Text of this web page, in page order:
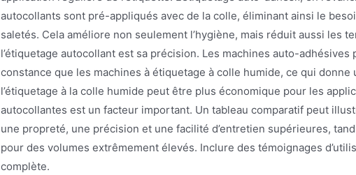
autocollants sont pré-appliqués avec de la colle, éliminant ainsi le
saletés. Cela améliore non seulement l’hygiène, mais réduit aussi les
l’étiquetage autocollant est sa précision. Les machines auto-
constance que les machines à étiquetage à colle humide, ce qui
l’étiquetage à la colle humide peut être plus économique pour les
autocollantes est un facteur important. Un tableau comparatif peut
une propreté, une précision et une facilité d’entretien supérieures,
pour des volumes extrêmement élevés. Inclure des témoignages
complète.